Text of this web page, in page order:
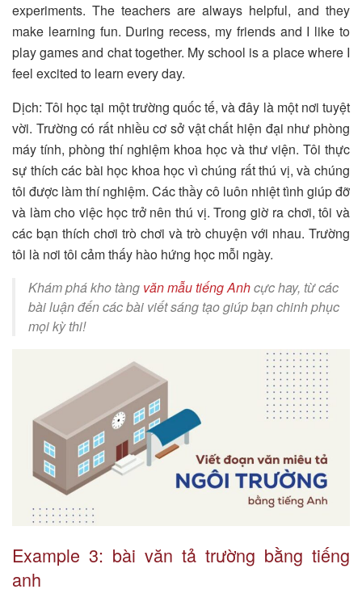
experiments. The teachers are always helpful, and they
make learning fun. During recess, my friends and I like to
play games and chat together. My school is a place where I
feel excited to learn every day.
Dịch: Tôi học tại một trường quốc tế, và đây là một nơi tuyệt
vời. Trường có rất nhiều cơ sở vật chất hiện đại như phòng
máy tính, phòng thí nghiệm khoa học và thư viện. Tôi thực
sự thích các bài học khoa học vì chúng rất thú vị, và chúng
tôi được làm thí nghiệm. Các thầy cô luôn nhiệt tình giúp đỡ
và làm cho việc học trở nên thú vị. Trong giờ ra chơi, tôi và
các bạn thích chơi trò chơi và trò chuyện với nhau. Trường
tôi là nơi tôi cảm thấy hào hứng học mỗi ngày.
Khám phá kho tàng văn mẫu tiếng Anhcực hay, từ các
bài luận đến các bài viết sáng tạo giúp bạn chinh phục
mọi kỳ thi!
Example 3: bài văn tả trường bằng tiếng
anh